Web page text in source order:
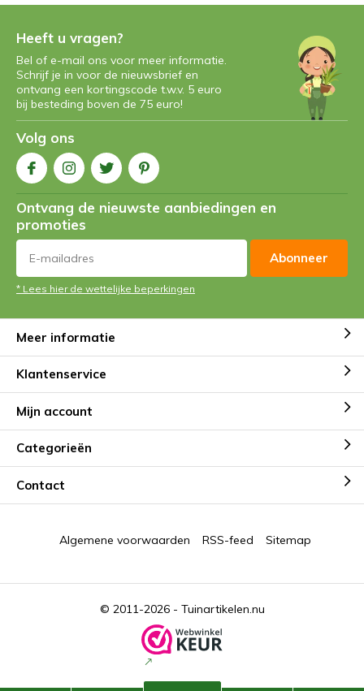
Heeft u vragen?
Bel of e-mail ons voor meer informatie.
Schrijf je in voor de nieuwsbrief en
ontvang een kortingscode t.w.v. 5 euro
bij besteding boven de 75 euro!
Volg ons
Ontvang de nieuwste aanbiedingen en
promoties
Abonneer
* Lees hier de wettelijke beperkingen
Meer informatie
Klantenservice
Mijn account
Categorieën
Contact
© 2011-2026 - Tuinartikelen.nu
Algemene voorwaarden RSS-feed Sitemap